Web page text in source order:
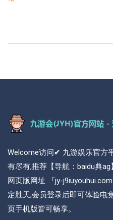
Welcome访问✔ 九游娱乐官方
有尽有,推荐【导航：baidu典
网页版网址 『jy-
定胜天,会员登录后即可体验电
页手机版皆可畅享。